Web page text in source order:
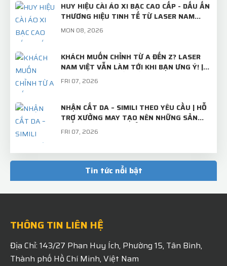
HUY HIỆU CÀI ÁO XI BẠC CAO CẤP - DẤU ẤN
THƯƠNG HIỆU TINH TẾ TỪ LASER NAM
VIỆT
MON 08, 2026
KHÁCH MUỐN CHỈNH TỪ A ĐẾN Z? LASER
NAM VIỆT VẪN LÀM TỚI KHI BẠN ƯNG Ý! |
TRÂM CÀI ÁO THIẾT KẾ RIÊNG
FRI 07, 2026
NHẬN CẮT DA – SIMILI THEO YÊU CẦU | HỖ
TRỢ XƯỞNG MAY TẠO NÊN NHỮNG SẢN
PHẨM CHỈN CHU, CHUẨN ĐẸP
FRI 07, 2026
TẤM INOX BÌNH THƯỜNG – KHI QUA TAY
LASER NAM VIỆT SẼ TRỞ THÀNH "BỘ MẶT"
CHUYÊN NGHIỆP CỦA THƯƠNG HIỆU!
MON 07, 2026
Tin tức nổi bật
THÔNG TIN LIÊN HỆ
Địa Chỉ: 143/27 Phan Huy Ích, Phường 15, Tân Bình,
Thành phố Hồ Chí Minh, Việt Nam